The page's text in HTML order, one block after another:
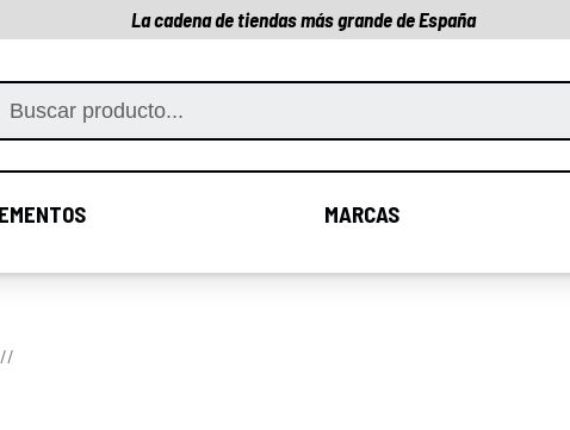
La cadena de tiendas más grande de España
MARCAS
COMPLEMENTOS MARCAS